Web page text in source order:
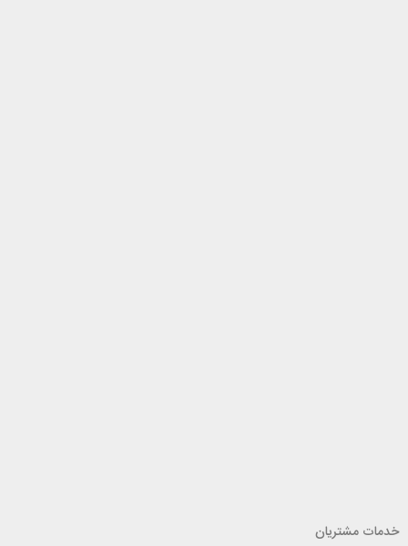
خدمات مشتریان